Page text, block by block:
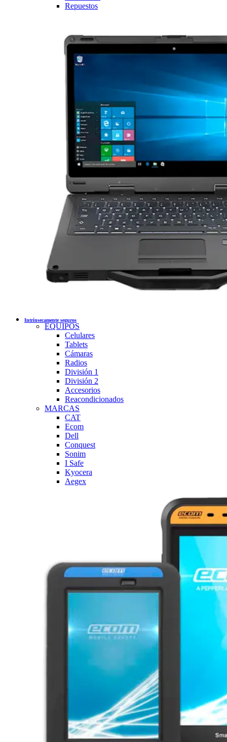
Repuestos
Intrínsecamente seguros
EQUIPOS
Celulares
Tablets
Cámaras
Radios
División 1
División 2
Accesorios
Reacondicionados
MARCAS
CAT
Ecom
Dell
Conquest
Sonim
I Safe
Kyocera
Aegex